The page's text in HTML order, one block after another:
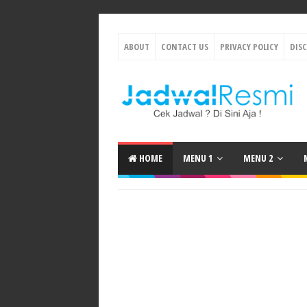
ABOUT CONTACT US PRIVACY POLICY
HOME MENU 1 MENU 2